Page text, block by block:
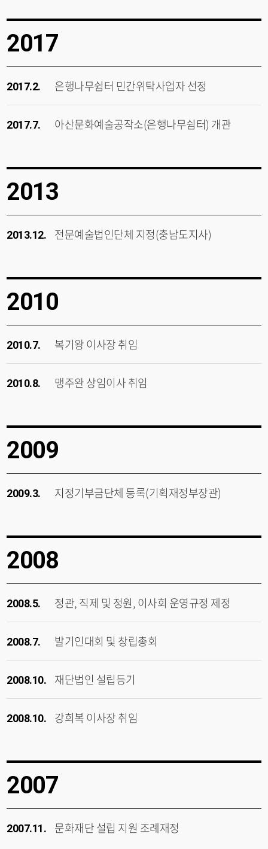
2017
2017.2. 은행나무쉼터 민간위탁사업자 선정
2017.7. 아산문화예술공작소(은행나무쉼터) 개관
2013
2013.12. 전문예술법인단체 지정(충남도지사)
2010
2010.7. 복기왕 이사장 취임
2010.8. 맹주완 상임이사 취임
2009
2009.3. 지정기부금단체 등록(기획재정부장관)
2008
2008.5. 정관, 직제 및 정원, 이사회 운영규정 제정
2008.7. 발기인대회 및 창립총회
2008.10. 재단법인 설립등기
2008.10. 강희복 이사장 취임
2007
2007.11. 문화재단 설립 지원 조례재정